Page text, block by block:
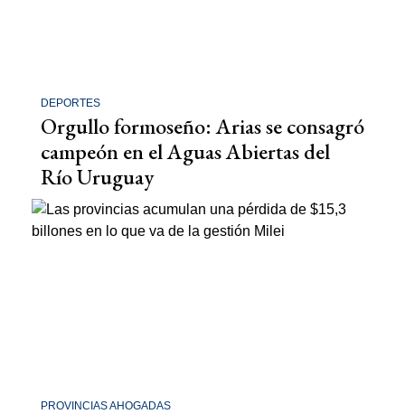
DEPORTES
Orgullo formoseño: Arias se consagró
campeón en el Aguas Abiertas del
Río Uruguay
PROVINCIAS AHOGADAS